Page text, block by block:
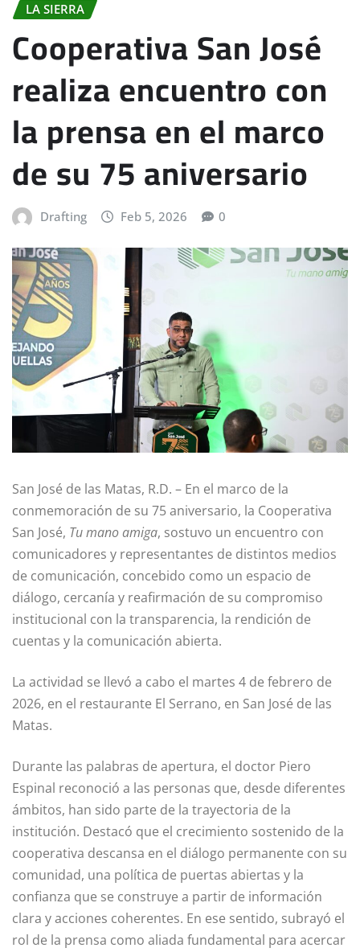
LA SIERRA
Cooperativa San José
realiza encuentro con
la prensa en el marco
de su 75 aniversario
Drafting Feb 5, 2026 0
San José de las Matas, R.D. – En el marco de la
conmemoración de su 75 aniversario, la Cooperativa
San José, Tu mano amiga, sostuvo un encuentro con
comunicadores y representantes de distintos medios
de comunicación, concebido como un espacio de
diálogo, cercanía y reafirmación de su compromiso
institucional con la transparencia, la rendición de
cuentas y la comunicación abierta.
La actividad se llevó a cabo el martes 4 de febrero de
2026, en el restaurante El Serrano, en San José de las
Matas.
Durante las palabras de apertura, el doctor Piero
Espinal reconoció a las personas que, desde diferentes
ámbitos, han sido parte de la trayectoria de la
institución. Destacó que el crecimiento sostenido de la
cooperativa descansa en el diálogo permanente con su
comunidad, una política de puertas abiertas y la
confianza que se construye a partir de información
clara y acciones coherentes. En ese sentido, subrayó el
rol de la prensa como aliada fundamental para acercar